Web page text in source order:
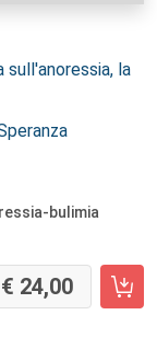
la
bulimia
24,00